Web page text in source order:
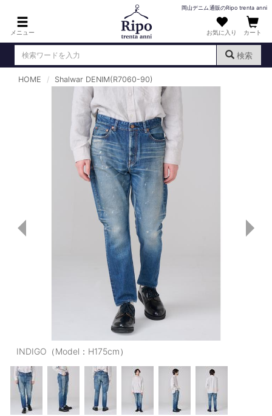
メニュー
岡山デニム通販のRipo trenta anni
お気に入り カート
検索
新規会員登録
MENS : メンズ
DENIM : デニム
PANTS : パンツ
TOPS : トップス
T-SHIRT : Tシャツ
KNIT : ニット
SHIRT : シャツ
OUTERS : アウター
PANTS/SKIRT : パンツ・スカート
TOPS : トップス
OUTERS : アウター
HOME Shalwar DENIM(R7060-90)
INDIGO（Model：H175cm）